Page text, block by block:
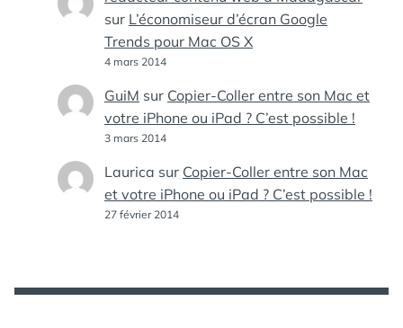
sur L’économiseur d’écran Google
Trends pour Mac OS X
4 mars 2014
GuiM sur Copier-Coller entre son Mac et
votre iPhone ou iPad ? C’est possible !
3 mars 2014
Laurica sur Copier-Coller entre son Mac
et votre iPhone ou iPad ? C’est possible !
27 février 2014